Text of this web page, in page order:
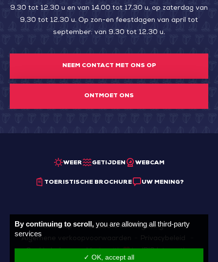
9.30 tot 12.30 u en van 14.00 tot 17.30 u, op zaterdag van
9.30 tot 12.30 u. Op zon-en feestdagen van april tot
september: van 9.30 tot 12.30 u.
NEEM CONTACT MET ONS OP
ONTMOET ONS
WEER GETIJDEN WEBCAM
TOERISTISCHE BROCHURE UW MENING?
Sitemap
Juridische kennisgeving
Algemene verkoopvoorwaarden
Privacybeleid
By continuing to scroll, you are allowing all third-party
services
✓ OK, accept all